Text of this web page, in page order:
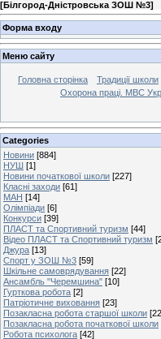
[Білгород-Дністровська ЗОШ №3]
Форма входу
Меню сайту
Головна сторінка Традиції школи
Охорона праці. МВС
Categories
Новини [884]
НУШ [1]
Новини початкової школи [227]
Класні заходи [61]
МАН [14]
Олімпіади [6]
Конкурси [39]
ПЛАСТ та Спортивний туризм [44]
Відео ПЛАСТ та Спортивний туризм
Джура [13]
Спорт у ЗОШ №3 [59]
Шкільне самоврядування [22]
Ансамбль "Черемшина" [10]
Гурткова робота [2]
Патріотичне виховання [23]
Позакласна робота старшої школи
Позакласна робота початкової школи
Робота психолога [42]